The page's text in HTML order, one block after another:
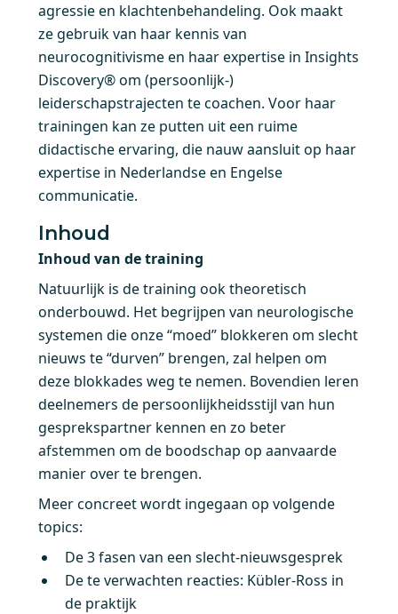
agressie en klachtenbehandeling. Ook maakt
ze gebruik van haar kennis van
neurocognitivisme en haar expertise in Insights
Discovery® om (persoonlijk-)
leiderschapstrajecten te coachen. Voor haar
trainingen kan ze putten uit een ruime
didactische ervaring, die nauw aansluit op haar
expertise in Nederlandse en Engelse
communicatie.
Inhoud
Inhoud van de training
Natuurlijk is de training ook theoretisch
onderbouwd. Het begrijpen van neurologische
systemen die onze “moed” blokkeren om slecht
nieuws te “durven” brengen, zal helpen om
deze blokkades weg te nemen. Bovendien leren
deelnemers de persoonlijkheidsstijl van hun
gesprekspartner kennen en zo beter
afstemmen om de boodschap op aanvaarde
manier over te brengen.
Meer concreet wordt ingegaan op volgende
topics:
De 3 fasen van een slecht-nieuwsgesprek
De te verwachten reacties: Kübler-Ross in
de praktijk